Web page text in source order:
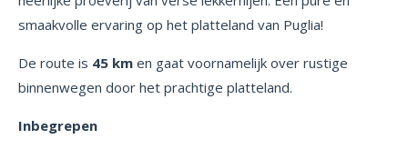
smaakvolle ervaring op het platteland van Puglia!
De route is 45 km en gaat voornamelijk over rustige
binnenwegen door het prachtige platteland.
Inbegrepen